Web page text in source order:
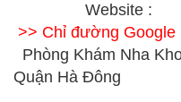
Website :
>> Chỉ đường Google
Phòng Khám Nha
Quận Hà Đông